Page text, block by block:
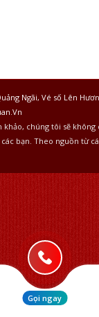
Ngãi, Vé số Lên
chúng tôi sẽ
bạn. Theo nguồn từ
Gọi ngay